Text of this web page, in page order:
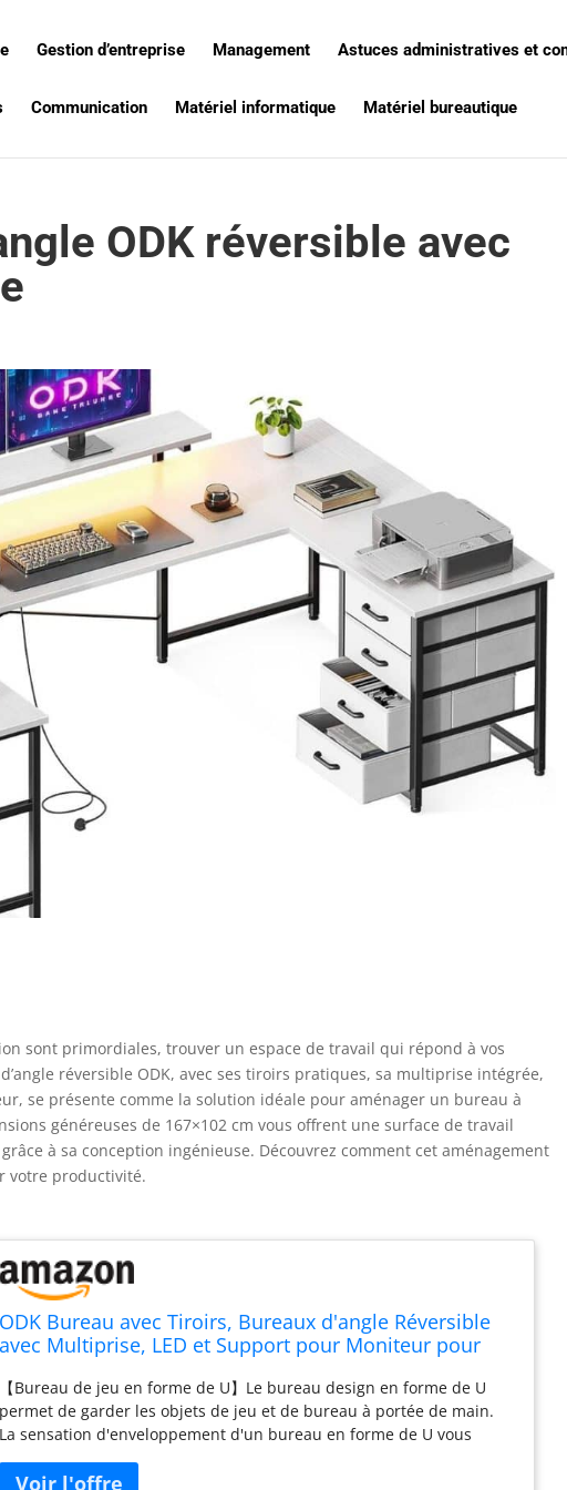
Gestion d’entreprise Management Astuces administratives et
Communication Matériel informatique Matériel bureautique
ODK réversible avec
sont primordiales, trouver un espace de travail qui répond à vos
réversible ODK, avec ses tiroirs pratiques, sa multiprise intégrée,
se présente comme la solution idéale pour aménager un bureau à
généreuses de 167×102 cm vous offrent une surface de travail
à sa conception ingénieuse. Découvrez comment cet aménagement
votre productivité.
ODK Bureau avec Tiroirs, Bureaux d'angle Réversible
avec Multiprise, LED et Support pour Moniteur pour
【Bureau de jeu en forme de U】Le bureau design en forme de U
permet de garder les objets de jeu et de bureau à portée de main.
La sensation d'enveloppement d'un bureau en forme de U vous
permet de découvrir l'atmosphère immersive de l'esport. Le bureau
en forme de U est un bon choix pour les jeux ou le bureau à